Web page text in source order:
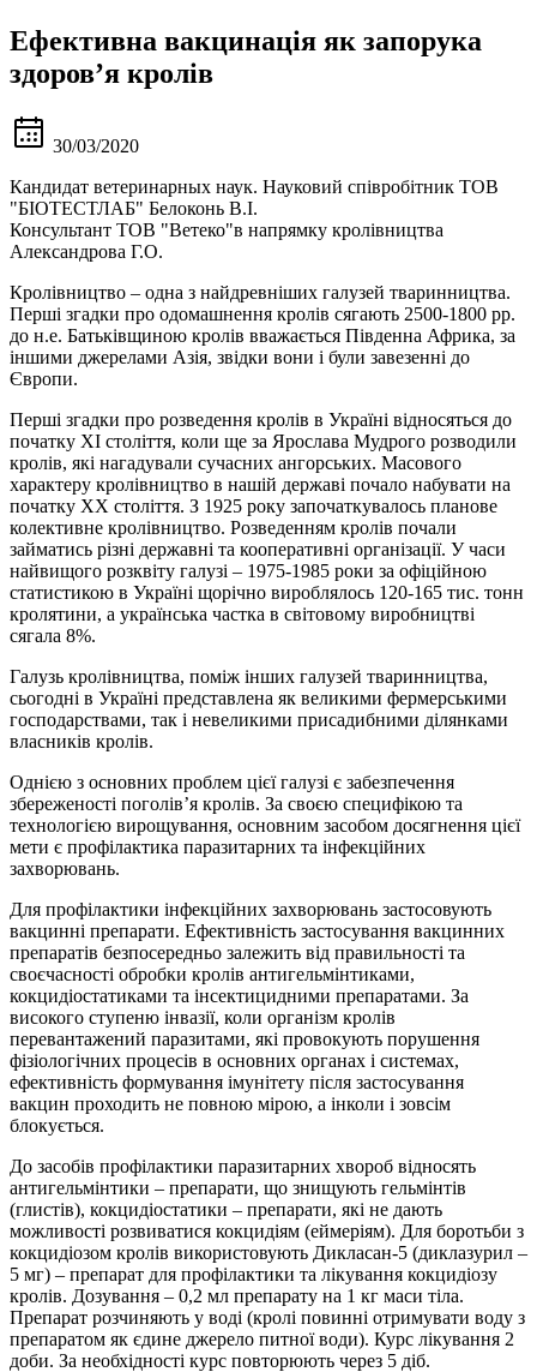
Ефективна вакцинація як запорука
здоров’я кролів
30/03/2020
Кандидат ветеринарных наук. Науковий співробітник ТОВ
"БІОТЕСТЛАБ" Белоконь В.І.
Консультант ТОВ "Ветеко"в напрямку кролівництва
Александрова Г.О.
Кролівництво – одна з найдревніших галузей тваринництва.
Перші згадки про одомашнення кролів сягають 2500-1800 рр.
до н.е. Батьківщиною кролів вважається Південна Африка, за
іншими джерелами Азія, звідки вони і були завезенні до
Європи.
Перші згадки про розведення кролів в Україні відносяться до
початку ХІ століття, коли ще за Ярослава Мудрого розводили
кролів, які нагадували сучасних ангорських. Масового
характеру кролівництво в нашій державі почало набувати на
початку ХХ століття. З 1925 року започаткувалось планове
колективне кролівництво. Розведенням кролів почали
займатись різні державні та кооперативні організації. У часи
найвищого розквіту галузі – 1975-1985 роки за офіційною
статистикою в Україні щорічно вироблялось 120-165 тис. тонн
кролятини, а українська частка в світовому виробництві
сягала 8%.
Галузь кролівництва, поміж інших галузей тваринництва,
сьогодні в Україні представлена як великими фермерськими
господарствами, так і невеликими присадибними ділянками
власників кролів.
Однією з основних проблем цієї галузі є забезпечення
збереженості поголів’я кролів. За своєю специфікою та
технологією вирощування, основним засобом досягнення цієї
мети є профілактика паразитарних та інфекційних
захворювань.
Для профілактики інфекційних захворювань застосовують
вакцинні препарати. Ефективність застосування вакцинних
препаратів безпосередньо залежить від правильності та
своєчасності обробки кролів антигельмінтиками,
кокцидіостатиками та інсектицидними препаратами. За
високого ступеню інвазії, коли організм кролів
перевантажений паразитами, які провокують порушення
фізіологічних процесів в основних органах і системах,
ефективність формування імунітету після застосування
вакцин проходить не повною мірою, а інколи і зовсім
блокується.
До засобів профілактики паразитарних хвороб відносять
антигельмінтики – препарати, що знищують гельмінтів
(глистів), кокцидіостатики – препарати, які не дають
можливості розвиватися кокцидіям (еймеріям). Для боротьби з
кокцидіозом кролів використовують Дикласан-5 (диклазурил –
5 мг) – препарат для профілактики та лікування кокцидіозу
кролів. Дозування – 0,2 мл препарату на 1 кг маси тіла.
Препарат розчиняють у воді (кролі повинні отримувати воду з
препаратом як єдине джерело питної води). Курс лікування 2
доби. За необхідності курс повторюють через 5 діб.